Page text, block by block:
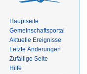
Hauptseite
Gemeinschaftsportal
Aktuelle Ereignisse
Letzte Änderungen
Zufällige Seite
Hilfe